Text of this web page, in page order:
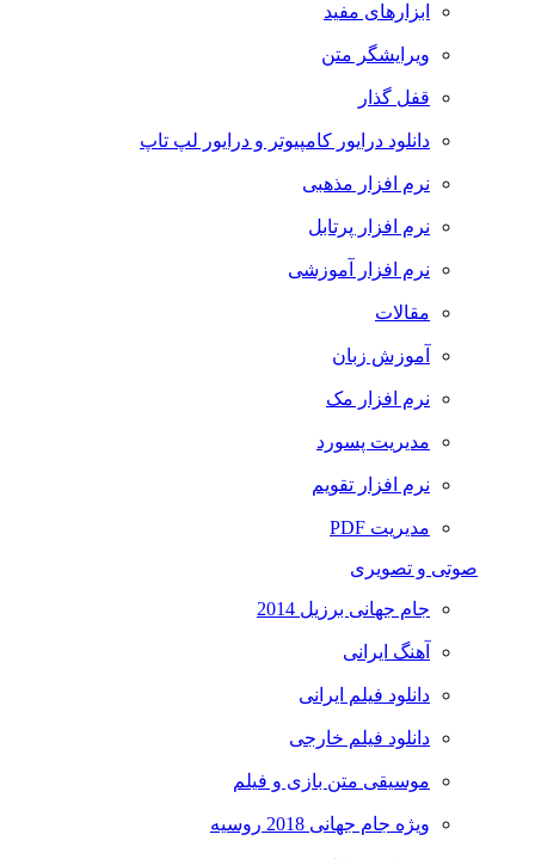
ابزارهای مفید
ویرایشگر متن
قفل گذار
دانلود درایور کامپیوتر و درایور لپ تاپ
نرم افزار مذهبی
نرم افزار پرتابل
نرم افزار آموزشی
مقالات
آموزش زبان
نرم افزار مک
مدیریت پسورد
نرم افزار تقویم
مدیریت PDF
صوتی و تصویری
جام جهانی برزیل 2014
آهنگ ایرانی
دانلود فیلم ایرانی
دانلود فیلم خارجی
موسیقی متن بازی و فیلم
ویژه جام جهانی 2018 روسیه